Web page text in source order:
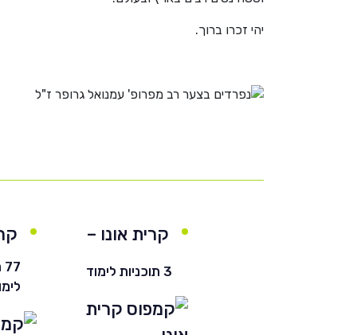
יהי זכרו ברוך.
קרית אונו –
3 תוכניות לימוד